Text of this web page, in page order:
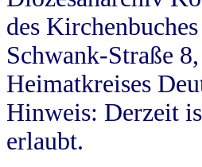
des
Schwank-Straße
Heimatkreises
Hinweis: Derzeit
erlaubt.